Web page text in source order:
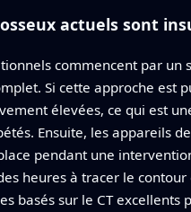
actuels sont
commencent par
Si cette approche est
élevées, ce qui est
Ensuite, les appareils
pendant une
heures à tracer le
basés sur le CT